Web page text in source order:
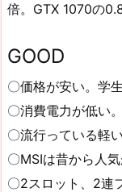
倍。GTX 1070の
GOOD
〇価格が安い。学
〇消費電力が低い。
〇流行っている軽
〇MSIは昔から人
〇2スロット、2連